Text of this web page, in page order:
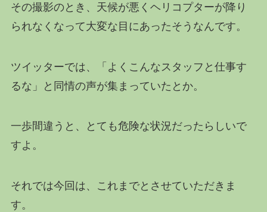
その撮影のとき、天候が悪くヘリコプターが降り
られなくなって大変な目にあったそうなんです。
ツイッターでは、「よくこんなスタッフと仕事す
るな」と同情の声が集まっていたとか。
一歩間違うと、とても危険な状況だったらしいで
すよ。
それでは今回は、これまでとさせていただきま
す。